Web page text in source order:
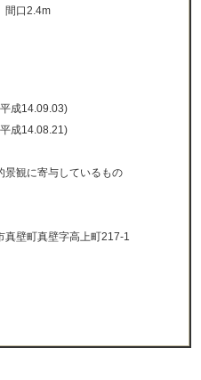
間口2.4m
成14.09.03)
成14.08.21)
景観に寄与しているもの
真壁町真壁字高上町217-1